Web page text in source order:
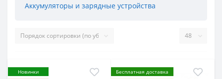
Аккумуляторы и зарядные устройства
Новинки
Бесплатная доставка